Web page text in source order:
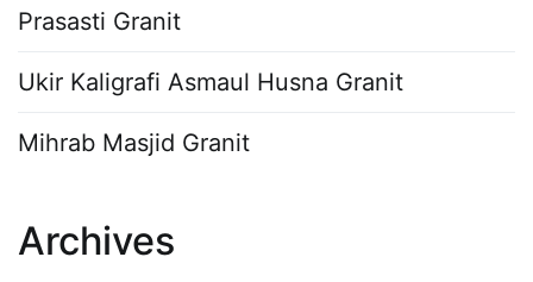
Prasasti Granit
Ukir Kaligrafi Asmaul Husna Granit
Mihrab Masjid Granit
Archives